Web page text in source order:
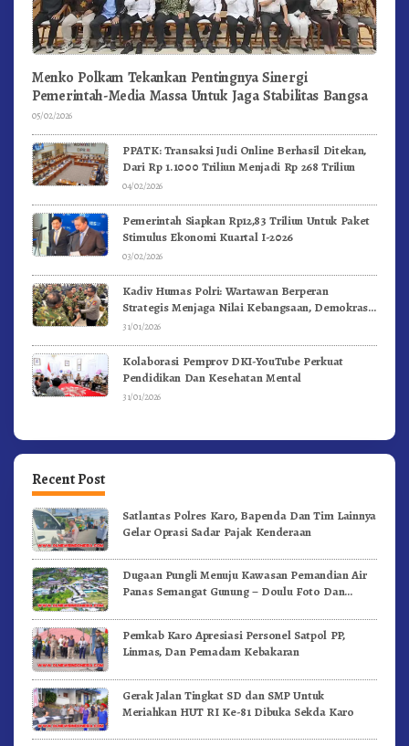
Menko Polkam Tekankan Pentingnya Sinergi
Pemerintah-Media Massa Untuk Jaga Stabilitas Bangsa
05/02/2026
PPATK: Transaksi Judi Online Berhasil Ditekan,
Dari Rp 1.1000 Triliun Menjadi Rp 268 Triliun
04/02/2026
Pemerintah Siapkan Rp12,83 Triliun Untuk Paket
Stimulus Ekonomi Kuartal I-2026
03/02/2026
Kadiv Humas Polri: Wartawan Berperan
Strategis Menjaga Nilai Kebangsaan, Demokrasi,
dan NKRI
31/01/2026
Kolaborasi Pemprov DKI-YouTube Perkuat
Pendidikan Dan Kesehatan Mental
31/01/2026
Recent Post
Satlantas Polres Karo, Bapenda Dan Tim Lainnya
Gelar Oprasi Sadar Pajak Kenderaan
Dugaan Pungli Menuju Kawasan Pemandian Air
Panas Semangat Gunung – Doulu Foto Dan
Pemkab Karo Apresiasi Personel Satpol PP,
Linmas, Dan Pemadam Kebakaran
Gerak Jalan Tingkat SD dan SMP Untuk
Meriahkan HUT RI Ke-81 Dibuka Sekda Karo